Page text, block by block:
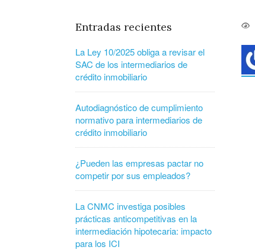
Entradas recientes
La Ley 10/2025 obliga a revisar el
SAC de los intermediarios de
crédito inmobiliario
Autodiagnóstico de cumplimiento
normativo para intermediarios de
crédito inmobiliario
¿Pueden las empresas pactar no
competir por sus empleados?
La CNMC investiga posibles
prácticas anticompetitivas en la
intermediación hipotecaria: impacto
para los ICI